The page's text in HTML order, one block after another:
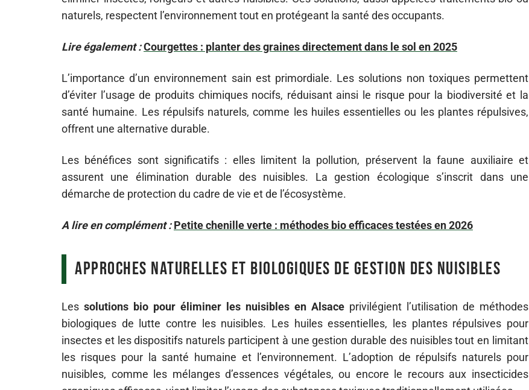
naturels, respectent l’environnement tout en protégeant la santé des occupants.
Lire également :Courgettes : planter des graines directement dans le sol en 2025
L’importance d’un environnement sain est primordiale. Les solutions non toxiques permettent
d’éviter l’usage de produits chimiques nocifs, réduisant ainsi le risque pour la biodiversité et la
santé humaine. Les répulsifs naturels, comme les huiles essentielles ou les plantes répulsives,
offrent une alternative durable.
Les bénéfices sont significatifs : elles limitent la pollution, préservent la faune auxiliaire et
assurent une élimination durable des nuisibles. La gestion écologique s’inscrit dans une
démarche de protection du cadre de vie et de l’écosystème.
A lire en complément : Petite chenille verte : méthodes bio efficaces testées en 2026
Approches naturelles et biologiques de gestion des nuisibles
Les solutions bio pour éliminer les nuisibles en Alsace privilégient l’utilisation de méthodes
biologiques de lutte contre les nuisibles. Les huiles essentielles, les plantes répulsives pour
insectes et les dispositifs naturels participent à une gestion durable des nuisibles tout en limitant
les risques pour la santé humaine et l’environnement. L’adoption de répulsifs naturels pour
nuisibles, comme les mélanges d’essences végétales, ou encore le recours aux insecticides